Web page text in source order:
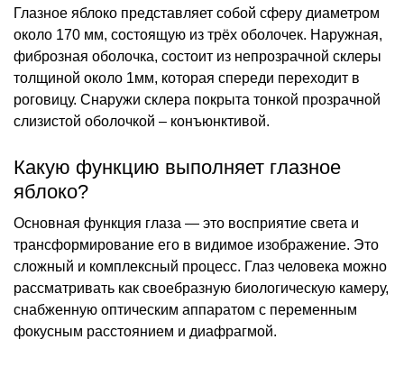
Глазное яблоко представляет собой сферу диаметром
около 170 мм, состоящую из трёх оболочек. Наружная,
фиброзная оболочка, состоит из непрозрачной склеры
толщиной около 1мм, которая спереди переходит в
роговицу. Снаружи склера покрыта тонкой прозрачной
слизистой оболочкой – конъюнктивой.
Какую функцию выполняет глазное
яблоко?
Основная функция глаза — это восприятие света и
трансформирование его в видимое изображение. Это
сложный и комплексный процесс. Глаз человека можно
рассматривать как своебразную биологическую камеру,
снабженную оптическим аппаратом с переменным
фокусным расстоянием и диафрагмой.